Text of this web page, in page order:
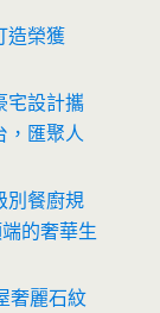
造榮獲
宅設計攜
，匯聚人
別餐廚規
的奢華生
奢麗石紋